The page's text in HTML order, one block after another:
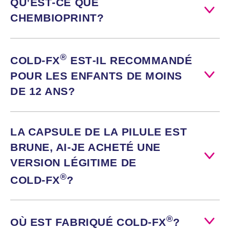
de l’ingrédient
actif CVT-E002®,
extrait dérivé
(ginseng nord-
américain, 4:1,
800 mg*).
Le CVT-E002
et il est testé à
technologie
contient 200
mg de
l’ingrédient
de la racine de
Panax
quinquefolius
Le CVT-E002
source
CHEMBIOPRINT?
COLD‑FX® EST‑IL RECOMMANDÉ
POUR LES ENFANTS DE MOINS
DE 12 ANS?
LA CAPSULE DE LA PILULE EST
BRUNE, AI‑JE ACHETÉ UNE
VERSION LÉGITIME DE
COLD‑FX®?
OÙ EST FABRIQUÉ COLD‑FX®?